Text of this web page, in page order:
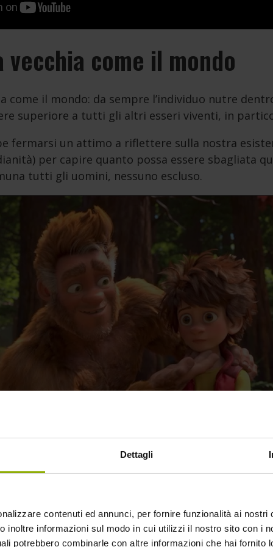
Dettagli
contenuti ed annunci, per fornire funzionalità ai nostri
inoltre informazioni sul modo in cui utilizzi il nostro sito con i
potrebbero combinarle con altre informazioni che hai fornito
vecchia come il mondo
come il mondo: da sempre l’individuo nutre
superiore a tutti gli altri esseri viventi, in
fermarsi un attimo a riflettere sulla nostra
per capire quanto possa essere sbagliata
tutti gli uomini, nessuno escluso.
protagonista diBigfoot Junior, dovrà
che lo porterà non solo ad entrare in contatto
anche con un regno – quello animale – dalle
possibilità inaspettate.